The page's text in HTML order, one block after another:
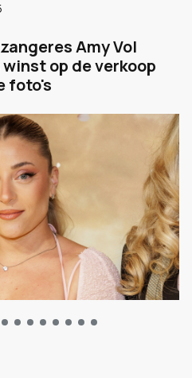
zangeres Amy Vol
op de verkoop
foto's